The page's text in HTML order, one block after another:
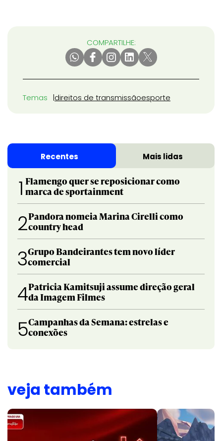
COMPARTILHE:
Temas direitos de transmissãoesporte
Recentes Mais lidas
1 Flamengo quer se reposicionar como
marca de sportainment
2Pandora nomeia Marina Cirelli como
country head
3Grupo Bandeirantes tem novo líder
comercial
4Patricia Kamitsuji assume direção geral
da Imagem Filmes
5Campanhas da Semana: estrelas e
conexões
veja também